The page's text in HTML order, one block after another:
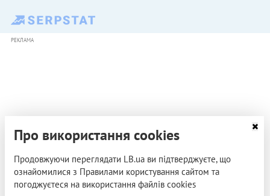
РЕКЛАМА
Про використання cookies
Продовжуючи переглядати LB.ua ви підтверджуєте, що
ознайомилися з Правилами користування сайтом та
погоджуєтеся на використання файлів cookies